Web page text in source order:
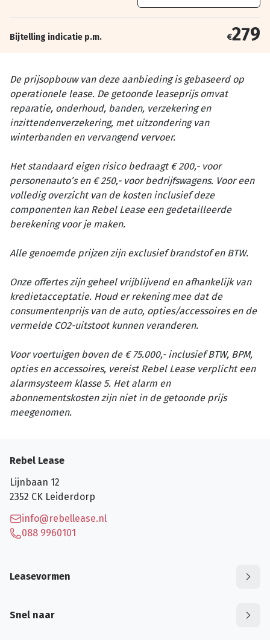
Bijtelling indicatie p.m. €279
De prijsopbouw van deze aanbieding is gebaseerd op
operationele lease. De getoonde leaseprijs omvat
reparatie, onderhoud, banden, verzekering en
inzittendenverzekering, met uitzondering van
winterbanden en vervangend vervoer.
Het standaard eigen risico bedraagt € 200,- voor
personenauto’s en € 250,- voor bedrijfswagens. Voor een
volledig overzicht van de kosten inclusief deze
componenten kan Rebel Lease een gedetailleerde
berekening voor je maken.
Alle genoemde prijzen zijn exclusief brandstof en BTW.
Onze offertes zijn geheel vrijblijvend en afhankelijk van
kredietacceptatie. Houd er rekening mee dat de
consumentenprijs van de auto, opties/accessoires en de
vermelde CO2-uitstoot kunnen veranderen.
Voor voertuigen boven de € 75.000,- inclusief BTW, BPM,
opties en accessoires, vereist Rebel Lease verplicht een
alarmsysteem klasse 5. Het alarm en
abonnementskosten zijn niet in de getoonde prijs
meegenomen.
Rebel Lease
Lijnbaan 12
2352 CK Leiderdorp
info@rebellease.nl
088 9960101
Leasevormen
Snel naar